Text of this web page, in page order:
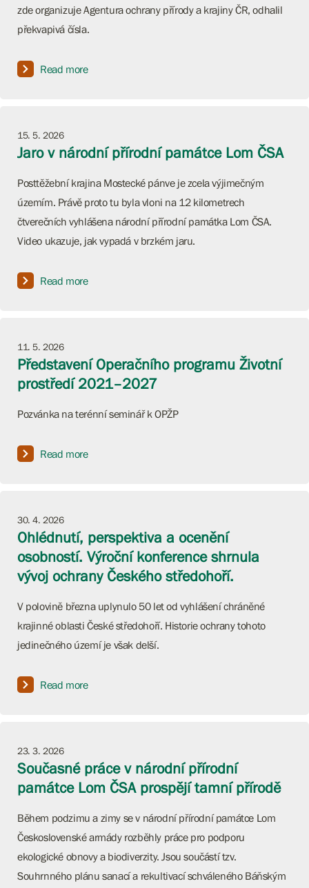
zde organizuje Agentura ochrany přírody a krajiny ČR, odhalil
překvapivá čísla.
Read more
15. 5. 2026
Jaro v národní přírodní památce Lom ČSA
Posttěžební krajina Mostecké pánve je zcela výjimečným
územím. Právě proto tu byla vloni na 12 kilometrech
čtverečních vyhlášena národní přírodní památka Lom ČSA.
Video ukazuje, jak vypadá v brzkém jaru.
Read more
11. 5. 2026
Představení Operačního programu Životní
prostředí 2021–2027
Pozvánka na terénní seminář k OPŽP
Read more
30. 4. 2026
Ohlédnutí, perspektiva a ocenění
osobností. Výroční konference shrnula
vývoj ochrany Českého středohoří.
V polovině března uplynulo 50 let od vyhlášení chráněné
krajinné oblasti České středohoří. Historie ochrany tohoto
jedinečného území je však delší.
Read more
23. 3. 2026
Současné práce v národní přírodní
památce Lom ČSA prospějí tamní přírodě
Během podzimu a zimy se v národní přírodní památce Lom
Československé armády rozběhly práce pro podporu
ekologické obnovy a biodiverzity. Jsou součástí tzv.
Souhrnného plánu sanací a rekultivací schváleného Báňským